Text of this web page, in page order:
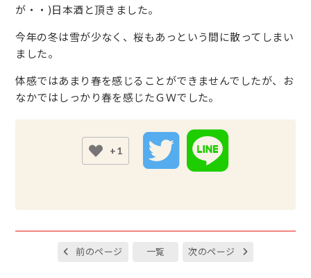
が・・)日本酒と頂きました。
今年の冬は雪が少なく、桜もあっという間に散ってしまい
ました。
体感ではあまり春を感じることができませんでしたが、お
なかではしっかり春を感じたＧＷでした。
+1
前のページ 一覧 次のページ